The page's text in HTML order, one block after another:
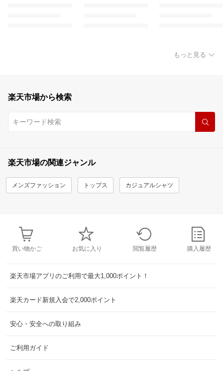
もっと見る
楽天市場から検索
楽天市場の関連ジャンル
メンズファッション トップス カジュアルシャツ
買い物かご お気に入り 閲覧履歴 購入履歴
楽天市場アプリのご利用で最大1,000ポイント！
楽天カード新規入会で2,000ポイント
安心・安全への取り組み
ご利用ガイド